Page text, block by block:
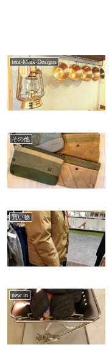
tent-Mark-Designs
その他
買い物
new in